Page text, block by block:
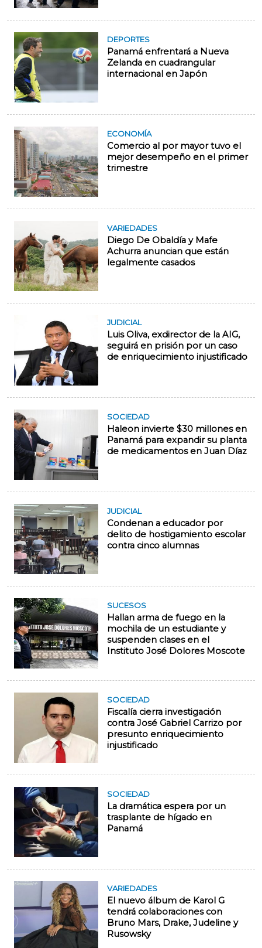
DEPORTES
Panamá enfrentará a Nueva
Zelanda en cuadrangular
internacional en Japón
ECONOMÍA
Comercio al por mayor tuvo el
mejor desempeño en el primer
trimestre
VARIEDADES
Diego De Obaldía y Mafe
Achurra anuncian que están
legalmente casados
JUDICIAL
Luis Oliva, exdirector de la AIG,
seguirá en prisión por un caso
de enriquecimiento injustificado
SOCIEDAD
Haleon invierte $30 millones en
Panamá para expandir su planta
de medicamentos en Juan Díaz
JUDICIAL
Condenan a educador por
delito de hostigamiento escolar
contra cinco alumnas
SUCESOS
Hallan arma de fuego en la
mochila de un estudiante y
suspenden clases en el
Instituto José Dolores Moscote
SOCIEDAD
Fiscalía cierra investigación
contra José Gabriel Carrizo por
presunto enriquecimiento
injustificado
SOCIEDAD
La dramática espera por un
trasplante de hígado en
Panamá
VARIEDADES
El nuevo álbum de Karol G
tendrá colaboraciones con
Bruno Mars, Drake, Judeline y
Rusowsky